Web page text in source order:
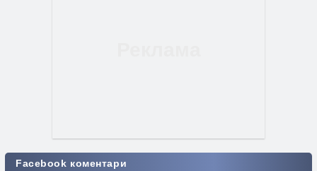
Facebook коментари